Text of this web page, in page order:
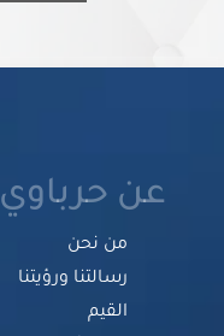
عن حرباوي
من نحن
رسالتنا ورؤيتنا
القيم